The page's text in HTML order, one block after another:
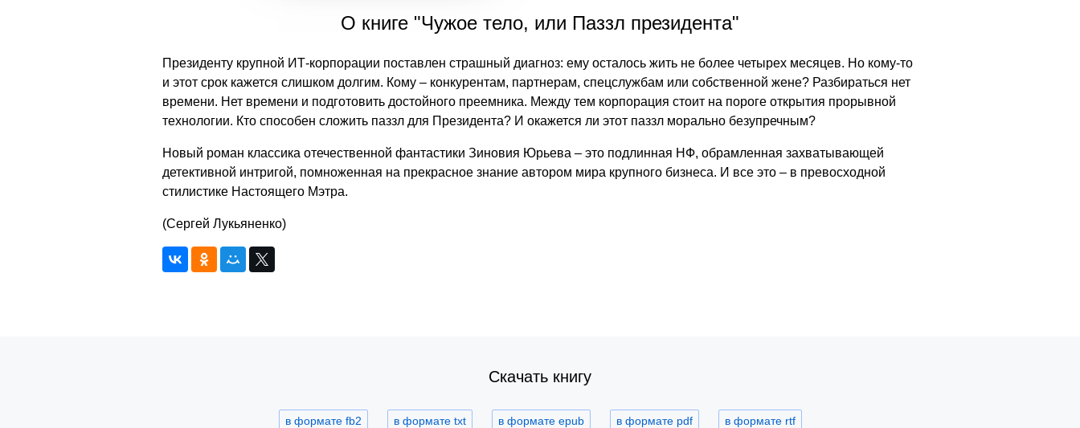
О книге "Чужое тело, или Паззл президента"
Президенту крупной ИТ-корпорации поставлен страшный диагноз: ему осталось жить не более четырех месяцев. Но кому-то
и этот срок кажется слишком долгим. Кому – конкурентам, партнерам, спецслужбам или собственной жене? Разбираться нет
времени. Нет времени и подготовить достойного преемника. Между тем корпорация стоит на пороге открытия прорывной
технологии. Кто способен сложить паззл для Президента? И окажется ли этот паззл морально безупречным?
Новый роман классика отечественной фантастики Зиновия Юрьева – это подлинная НФ, обрамленная захватывающей
детективной интригой, помноженная на прекрасное знание автором мира крупного бизнеса. И все это – в превосходной
стилистике Настоящего Мэтра.
(Сергей Лукьяненко)
Скачать книгу
в формате fb2 в формате txt в формате epub в формате pdf в формате rtf